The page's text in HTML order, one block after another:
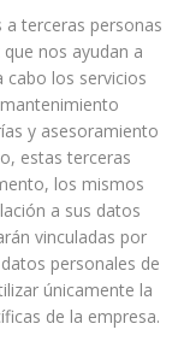
terceras personas
nos ayudan a
cabo los servicios
y asesoramiento
estas terceras
los mismos
a sus datos
vinculadas por
personales de
únicamente la
de la empresa.